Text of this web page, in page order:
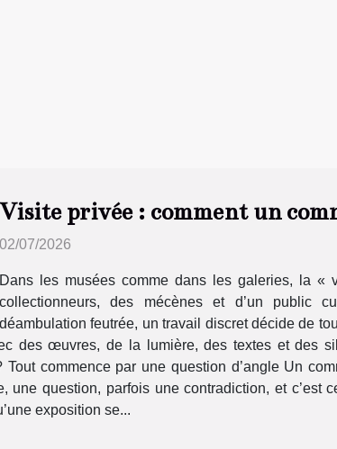
Visite privée : comment un
02/07/2026
Dans les musées comme dans les galeries, la «
collectionneurs, des mécènes et d’un public
déambulation feutrée, un travail discret décide de
des œuvres, de la lumière, des textes et des
Tout commence par une question d’angle Un
une question, parfois une contradiction, et c’est
exposition se...